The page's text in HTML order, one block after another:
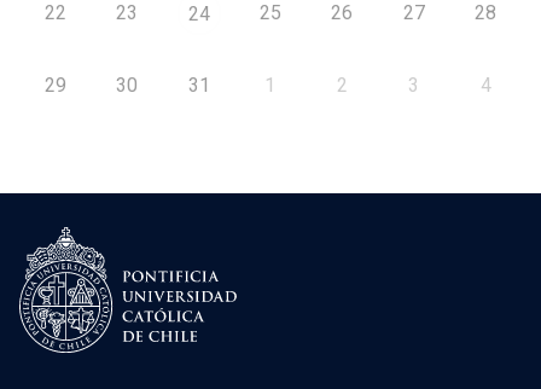
22 23 24 25 26 27 28
29 30 31 1 2 3 4